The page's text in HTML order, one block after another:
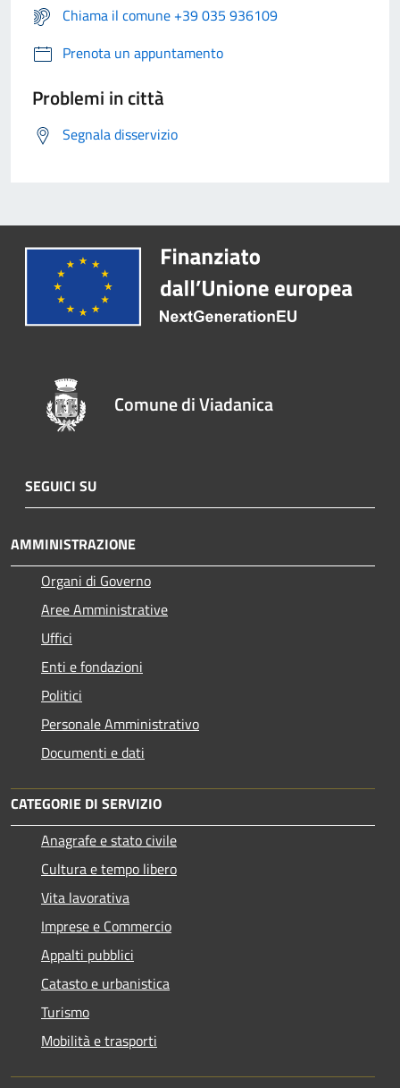
Chiama il comune +39 035 936109
Prenota un appuntamento
Problemi in città
Segnala disservizio
Comune di Viadanica
SEGUICI SU
AMMINISTRAZIONE
Organi di Governo
Aree Amministrative
Uffici
Enti e fondazioni
Politici
Personale Amministrativo
Documenti e dati
CATEGORIE DI SERVIZIO
Anagrafe e stato civile
Cultura e tempo libero
Vita lavorativa
Imprese e Commercio
Appalti pubblici
Catasto e urbanistica
Turismo
Mobilità e trasporti